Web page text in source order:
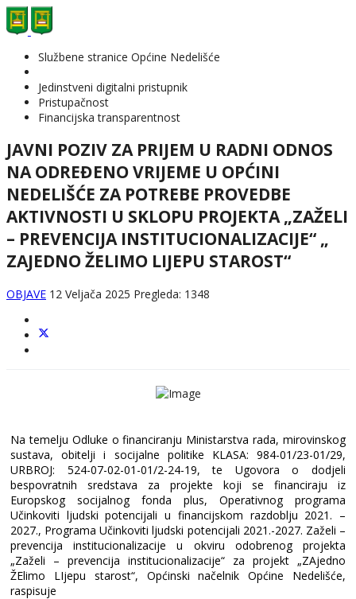
Službene stranice Općine Nedelišće
Jedinstveni digitalni pristupnik
Pristupačnost
Financijska transparentnost
JAVNI POZIV ZA PRIJEM U RADNI ODNOS
NA ODREĐENO VRIJEME U OPĆINI
NEDELIŠĆE ZA POTREBE PROVEDBE
AKTIVNOSTI U SKLOPU PROJEKTA „ZAŽELI
– PREVENCIJA INSTITUCIONALIZACIJE“ „
ZAJEDNO ŽELIMO LIJEPU STAROST“
OBJAVE 12 Veljača 2025 Pregleda: 1348
Na temelju Odluke o financiranju Ministarstva rada, mirovinskog
sustava, obitelji i socijalne politike KLASA: 984-01/23-01/29,
URBROJ: 524-07-02-01-01/2-24-19, te Ugovora o dodjeli
bespovratnih sredstava za projekte koji se financiraju iz
Europskog socijalnog fonda plus, Operativnog programa
Učinkoviti ljudski potencijali u financijskom razdoblju 2021. –
2027., Programa Učinkoviti ljudski potencijali 2021.-2027. Zaželi –
prevencija institucionalizacije u okviru odobrenog projekta
„Zaželi – prevencija institucionalizacije“ za projekt „ZAjedno
ŽElimo LIjepu starost“, Općinski načelnik Općine Nedelišće,
raspisuje